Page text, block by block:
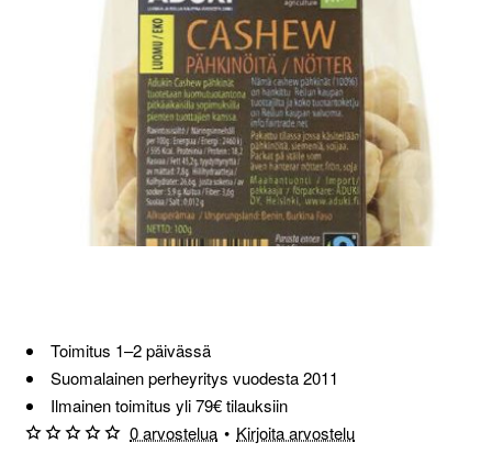
Toimitus 1–2 päivässä
Suomalainen perheyritys vuodesta 2011
Ilmainen toimitus yli 79€ tilauksiin
0 arvostelua • Kirjoita arvostelu